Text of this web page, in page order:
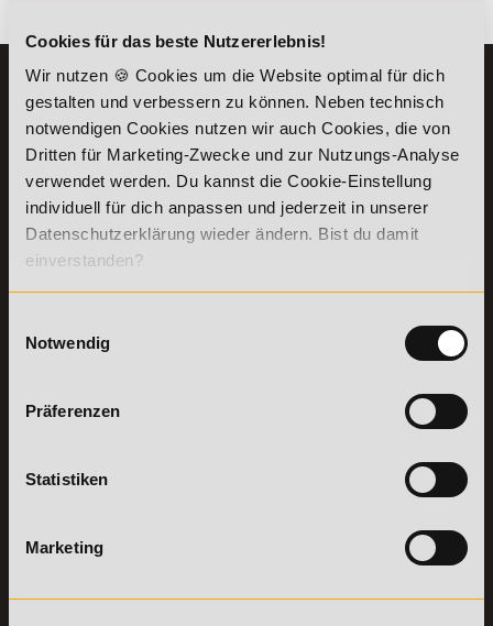
Cookies für das beste Nutzererlebnis!
Wir nutzen 🍪 Cookies um die Website optimal für dich
gestalten und verbessern zu können. Neben technisch
notwendigen Cookies nutzen wir auch Cookies, die von
Dritten für Marketing-Zwecke und zur Nutzungs-Analyse
verwendet werden. Du kannst die Cookie-Einstellung
individuell für dich anpassen und jederzeit in unserer
Datenschutzerklärung wieder ändern. Bist du damit
einverstanden?
Notwendig
Präferenzen
Statistiken
Marketing
KONTAKT
07191-22987-0
WhatsApp:
+49 (0) 7191 9513201
Academy of Sports GmbH
Willy-Brandt-Platz 2
Fax:
+49 (0) 7191 - 229 87 – 99
Freitag: 8:00 - 17:00 Uhr
Samstag: 9:00 - 15:00 Uhr
Vertrag
INFORMATIONEN
Die Academy
Lehr- und
Lernmethoden
PreisFAIRsprechen
Online Campus
Bring a Friend
Partnerprogramm
Stellenangebote
Weiterbildungen
LEHRGÄNGE
Fitnesstrainer A-